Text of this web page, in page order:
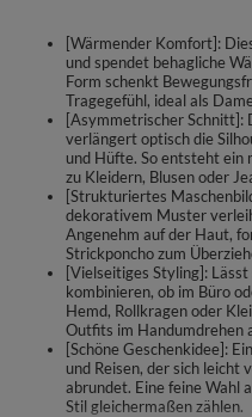
[Wärmender Komfort]:
und spendet behagliche
Form schenkt
Tragegefühl, ideal als
[Asymmetrischer Schnitt]:
verlängert optisch die
und Hüfte. So entsteht ein
zu Kleidern, Blusen oder
[Strukturiertes
dekorativem Muster
Angenehm auf der Haut,
Strickponcho zum
[Vielseitiges Styling]:
kombinieren, ob im Büro
Hemd, Rollkragen oder
Outfits im Handumdrehen
[Schöne Geschenkidee]:
und Reisen, der sich leicht
abrundet. Eine feine Wahl
Stil gleichermaßen zählen.